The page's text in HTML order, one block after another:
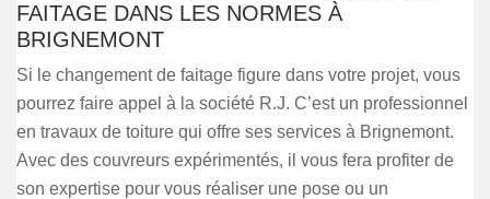
FAITAGE DANS LES NORMES À
BRIGNEMONT
Si le changement de faitage figure dans votre projet, vous
pourrez faire appel à la société R.J. C’est un professionnel
en travaux de toiture qui offre ses services à Brignemont.
Avec des couvreurs expérimentés, il vous fera profiter de
son expertise pour vous réaliser une pose ou un